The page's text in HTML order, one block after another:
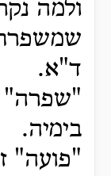
ולמה
ד"א.
"שפרה"
בימיה.
"פועה"